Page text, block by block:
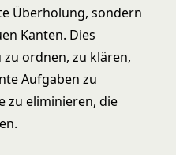
Überholung, sondern
Kanten. Dies
ordnen, zu klären,
Aufgaben zu
zu eliminieren, die